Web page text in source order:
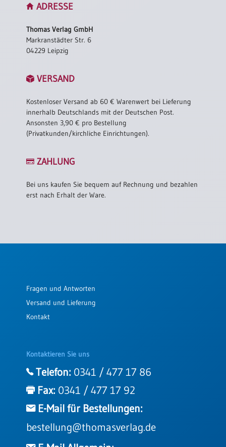
ADRESSE
Thomas Verlag GmbH
Markranstädter Str. 6
04229 Leipzig
VERSAND
Kostenloser Versand ab 60 € Warenwert bei Lieferung
innerhalb Deutschlands mit der Deutschen Post.
Ansonsten 3,90 € pro Bestellung
(Privatkunden/kirchliche Einrichtungen).
ZAHLUNG
Bei uns kaufen Sie bequem auf Rechnung und bezahlen
erst nach Erhalt der Ware.
Fragen und Antworten
Versand und Lieferung
Kontakt
Kontaktieren Sie uns
Telefon: 0341 / 477 17 86
Fax: 0341 / 477 17 92
E-Mail für Bestellungen:
bestellung@thomasverlag.de